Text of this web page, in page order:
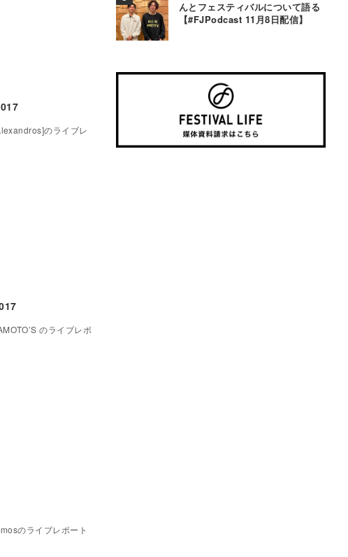
のライブレ
のライブレポ
のライブレポート
んとフェスティバルについて語る
【#FJPodcast 11月8日配信】